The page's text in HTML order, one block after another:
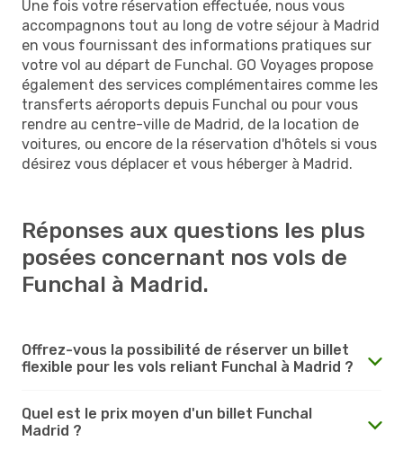
Une fois votre réservation effectuée, nous vous
accompagnons tout au long de votre séjour à Madrid
en vous fournissant des informations pratiques sur
votre vol au départ de Funchal. GO Voyages propose
également des services complémentaires comme les
transferts aéroports depuis Funchal ou pour vous
rendre au centre-ville de Madrid, de la location de
voitures, ou encore de la réservation d'hôtels si vous
désirez vous déplacer et vous héberger à Madrid.
Réponses aux questions les plus
posées concernant nos vols de
Funchal à Madrid.
Offrez-vous la possibilité de réserver un billet
flexible pour les vols reliant Funchal à Madrid ?
Quel est le prix moyen d'un billet Funchal
Madrid ?